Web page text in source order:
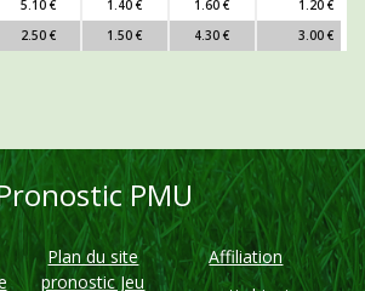
5.10 € 1.40 € 1.60 €
1.20 €
2.50 € 1.50 € 4.30 € 3.00 €
PMU
Plan du site
Affiliation
pronostic Jeu